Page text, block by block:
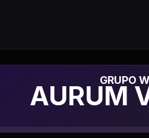
Grupo
AURUM